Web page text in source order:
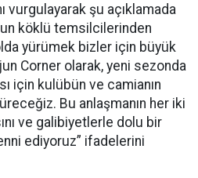
vurgulayarak şu açıklamada
köklü temsilcilerinden
yürümek bizler için büyük
Corner olarak, yeni sezonda
için kulübün ve camianın
Bu anlaşmanın her iki
ve galibiyetlerle dolu bir
ediyoruz” ifadelerini